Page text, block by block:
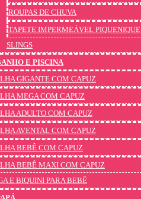
ROUPAS DE CHUVA
TAPETE IMPERMEÁVEL PIQUENIQUE
SLINGS
E PISCINA
GIGANTE COM CAPUZ
MEGA COM CAPUZ
ADULTO COM CAPUZ
AVENTAL COM CAPUZ
BEBÊ COM CAPUZ
BEBÊ MAXI COM CAPUZ
E BIQUINI PARA BEBÊ